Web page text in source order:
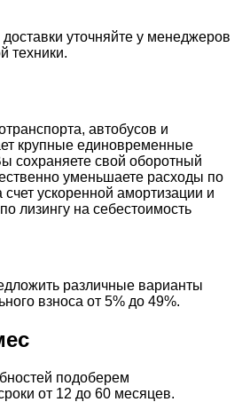
уточняйте у менеджеров
техники.
автобусов и
крупные единовременные
сохраняете свой оборотный
уменьшаете расходы по
ускоренной амортизации и
лизингу на себестоимость
различные варианты
взноса от 5% до 49%.
подоберем
от 12 до 60 месяцев.